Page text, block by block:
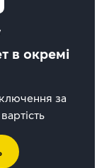
в окремі
за